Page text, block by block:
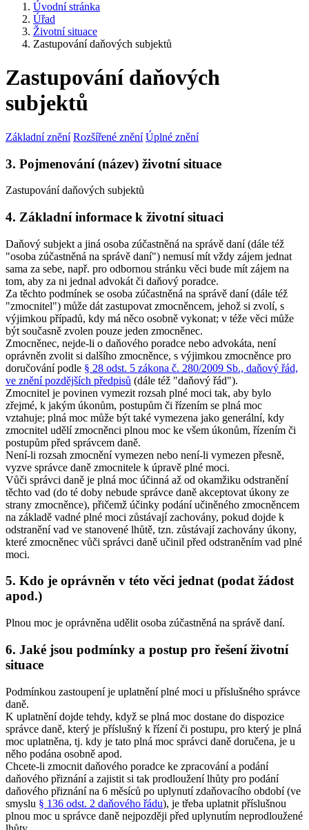
Úvodní stránka
Úřad
Životní situace
Zastupování daňových subjektů
Zastupování daňových
subjektů
Základní znění Rozšířené znění Úplné znění
3. Pojmenování (název) životní situace
Zastupování daňových subjektů
4. Základní informace k životní situaci
Daňový subjekt a jiná osoba zúčastněná na správě daní (dále též
"osoba zúčastněná na správě daní") nemusí mít vždy zájem jednat
sama za sebe, např. pro odbornou stránku věci bude mít zájem na
tom, aby za ni jednal advokát či daňový poradce.
Za těchto podmínek se osoba zúčastněná na správě daní (dále též
"zmocnitel") může dát zastupovat zmocněncem, jehož si zvolí, s
výjimkou případů, kdy má něco osobně vykonat; v téže věci může
být současně zvolen pouze jeden zmocněnec.
Zmocněnec, nejde-li o daňového poradce nebo advokáta, není
oprávněn zvolit si dalšího zmocněnce, s výjimkou zmocněnce pro
doručování podle § 28 odst. 5 zákona č. 280/2009 Sb., daňový řád,
ve znění pozdějších předpisů (dále též "daňový řád").
Zmocnitel je povinen vymezit rozsah plné moci tak, aby bylo
zřejmé, k jakým úkonům, postupům či řízením se plná moc
vztahuje; plná moc může být také vymezena jako generální, kdy
zmocnitel udělí zmocněnci plnou moc ke všem úkonům, řízením či
postupům před správcem daně.
Není-li rozsah zmocnění vymezen nebo není-li vymezen přesně,
vyzve správce daně zmocnitele k úpravě plné moci.
Vůči správci daně je plná moc účinná až od okamžiku odstranění
těchto vad (do té doby nebude správce daně akceptovat úkony ze
strany zmocněnce), přičemž účinky podání učiněného zmocněncem
na základě vadné plné moci zůstávají zachovány, pokud dojde k
odstranění vad ve stanovené lhůtě, tzn. zůstávají zachovány úkony,
které zmocněnec vůči správci daně učinil před odstraněním vad plné
moci.
5. Kdo je oprávněn v této věci jednat (podat žádost
apod.)
Plnou moc je oprávněna udělit osoba zúčastněná na správě daní.
6. Jaké jsou podmínky a postup pro řešení životní
situace
Podmínkou zastoupení je uplatnění plné moci u příslušného správce
daně.
K uplatnění dojde tehdy, když se plná moc dostane do dispozice
správce daně, který je příslušný k řízení či postupu, pro který je plná
moc uplatněna, tj. kdy je tato plná moc správci daně doručena, je u
něho podána osobně apod.
Chcete-li zmocnit daňového poradce ke zpracování a podání
daňového přiznání a zajistit si tak prodloužení lhůty pro podání
daňového přiznání na 6 měsíců po uplynutí zdaňovacího období (ve
smyslu § 136 odst. 2 daňového řádu), je třeba uplatnit příslušnou
plnou moc u správce daně nejpozději před uplynutím neprodloužené